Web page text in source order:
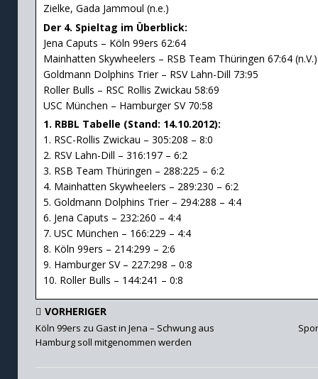
Zielke, Gada Jammoul (n.e.)
Der 4. Spieltag im Überblick:
Jena Caputs – Köln 99ers 62:64
Mainhatten Skywheelers – RSB Team Thüringen 67:64 (n.V.)
Goldmann Dolphins Trier – RSV Lahn-Dill 73:95
Roller Bulls – RSC Rollis Zwickau 58:69
USC München – Hamburger SV 70:58
1. RBBL Tabelle (Stand: 14.10.2012):
1. RSC-Rollis Zwickau – 305:208 – 8:0
2. RSV Lahn-Dill – 316:197 – 6:2
3. RSB Team Thüringen – 288:225 – 6:2
4. Mainhatten Skywheelers – 289:230 – 6:2
5. Goldmann Dolphins Trier – 294:288 – 4:4
6. Jena Caputs – 232:260 – 4:4
7. USC München – 166:229 – 4:4
8. Köln 99ers – 214:299 – 2:6
9. Hamburger SV – 227:298 – 0:8
10. Roller Bulls – 144:241 – 0:8
VORHERIGER
Köln 99ers zu Gast in Jena – Schwung aus
Hamburg soll mitgenommen werden